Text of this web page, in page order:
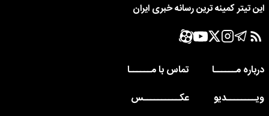
این تیتر کمینه ترین رسانه خبری ایران
درباره مــــــا
تماس با مــــــا
ویــــــــدیو
عکــــــــــس